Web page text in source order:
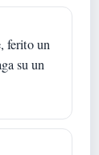
ferito un
su un